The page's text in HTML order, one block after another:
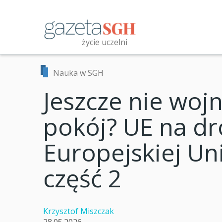
życie uczelni
Przeszukaj witrynę
Nauka w SGH
Jeszcze nie
pokój? UE na
Europejskiej
część 2
Krzysztof Miszczak